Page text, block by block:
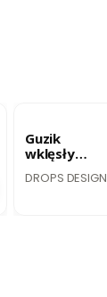
Guzik
wklęsły
mm / no. 522
PRODUCENT
DROPS DESIGN